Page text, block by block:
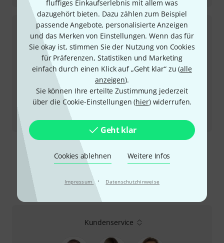
fluffiges Einkaufserlebnis mit allem was
dazugehört bieten. Dazu zählen zum Beispiel
passende Angebote, personalisierte Anzeigen
und das Merken von Einstellungen. Wenn das für
Sie okay ist, stimmen Sie der Nutzung von Cookies
für Präferenzen, Statistiken und Marketing
einfach durch einen Klick auf „Geht klar“ zu (alle
anzeigen).
Sie können Ihre erteilte Zustimmung jederzeit
über die Cookie-Einstellungen (hier) widerrufen.
Geht klar
Cookies ablehnen Weitere Infos
Impressum · Datenschutzhinweise
Universal Audio Manley VOXBOX
Mehr anzeigen
So erreichen Sie uns
Kundenservice